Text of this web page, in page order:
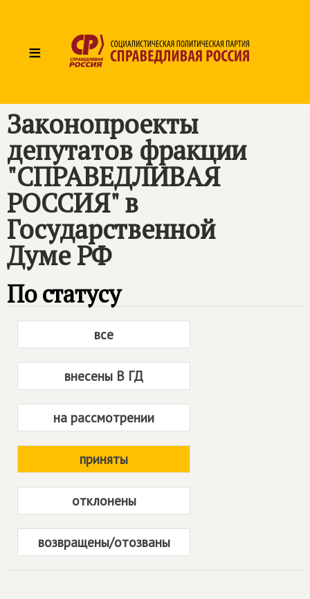
≡
Законопроекты
депутатов фракции
"СПРАВЕДЛИВАЯ
РОССИЯ" в
Государственной
Думе РФ
По статусу
все
внесены В ГД
на рассмотрении
приняты
отклонены
возвращены/отозваны